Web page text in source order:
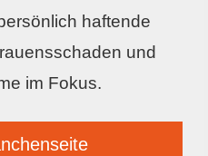
haftende
und
im Fokus.